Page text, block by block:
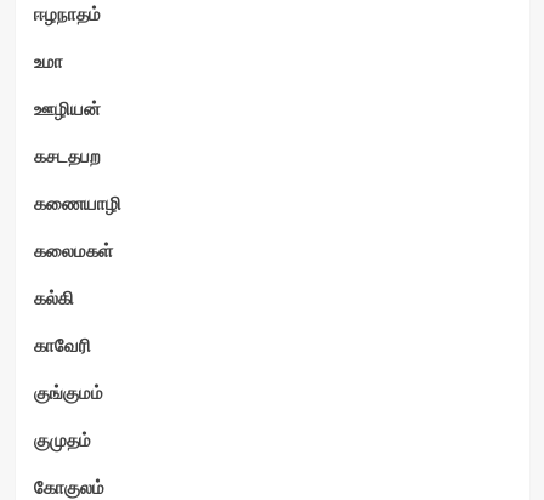
ஈழநாதம்
உமா
ஊழியன்
கசடதபற
கணையாழி
கலைமகள்
கல்கி
காவேரி
குங்குமம்
குமுதம்
கோகுலம்